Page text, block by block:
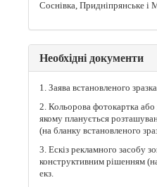
Соснівка, Придніпрянське і
Необхідні документи
1. Заява встановленого
2. Кольорова фотокартка
якому планується
(на бланку встановленого
3. Ескіз рекламного засобу
конструктивним рішенням
екз.